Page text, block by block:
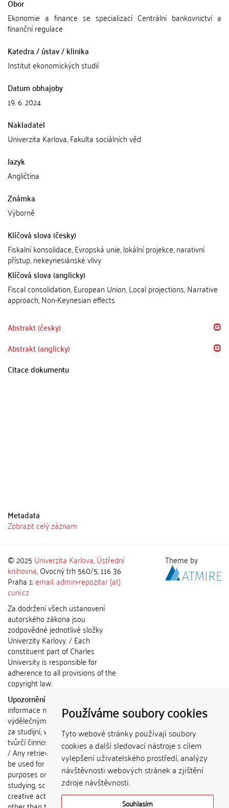
Používáme soubory cookies
Tyto webové stránky používají soubory
cookies a další sledovací nástroje s cílem
vylepšení uživatelského prostředí, analýzy
návštěvnosti webových stránek a zjištění
zdroje návštěvnosti.
Souhlasím
Obor
Ekonomie a finance se specializací Centrální bankovnictví a
finanční regulace
Katedra / ústav / klinika
Institut ekonomických studií
Datum obhajoby
19. 6. 2024
Nakladatel
Univerzita Karlova, Fakulta sociálních věd
Jazyk
Angličtina
Známka
Výborně
Klíčová slova (česky)
Fiskalní konsolidace, Evropská unie, lokální projekce, narativní
přístup, nekeynesiánské vlivy
Klíčová slova (anglicky)
Fiscal consolidation, European Union, Local projections, Narrative
approach, Non-Keynesian effects
Abstrakt (česky)
Abstrakt (anglicky)
Citace dokumentu
Metadata
Zobrazit celý záznam
© 2025 Univerzita Karlova,Ústřední
knihovna, Ovocný trh 560/5, 116 36
Praha 1;email: admin-repozitar [at]
cuni.cz
Za dodržení všech ustanovení
autorského zákona jsou
zodpovědné jednotlivé složky
Univerzity Karlovy. / Each
constituent part of Charles
University is responsible for
adherence to all provisions of the
copyright law.
Upozornění / Notice:
informace nemohou být použity k
výdělečným účelům nebo vydávány
za studijní, vědeckou nebo jinou
tvůrčí činnost jiné osoby než autora.
/ Any retrieved information shall not
be used for any commercial
purposes or claimed as results of
studying, scientific or any other
creative activities of any person
Theme by